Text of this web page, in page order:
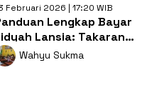
Februari 2026 | 17:20 WIB
Lengkap Bayar
Lansia: Takaran
Ketentuannya
Wahyu Sukma